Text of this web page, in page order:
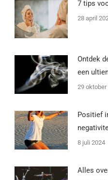
7 tips
28 april
Ontdek
een
29 oktober
Positief
8 juli 2024
Alles